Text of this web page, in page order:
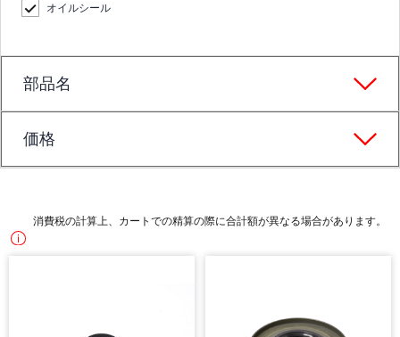
オイルシール
部品名
価格
消費税の計算上、カートでの精算の際に合計額が異なる場合があります。